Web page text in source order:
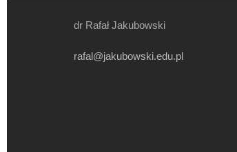
dr Rafał Jakubowski
rafal@jakubowski.edu.pl